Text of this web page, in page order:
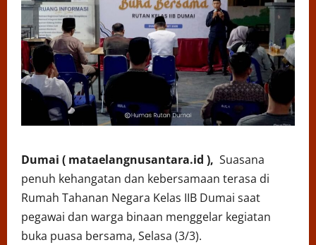
Dumai ( mataelangnusantara.id ), Suasana
penuh kehangatan dan kebersamaan terasa di
Rumah Tahanan Negara Kelas IIB Dumai saat
pegawai dan warga binaan menggelar kegiatan
buka puasa bersama, Selasa (3/3).